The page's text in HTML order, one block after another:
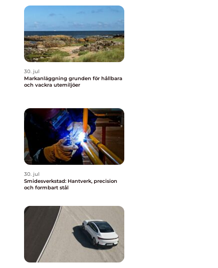
30. jul
Markanläggning grunden för hållbara
och vackra utemiljöer
30. jul
Smidesverkstad: Hantverk, precision
och formbart stål